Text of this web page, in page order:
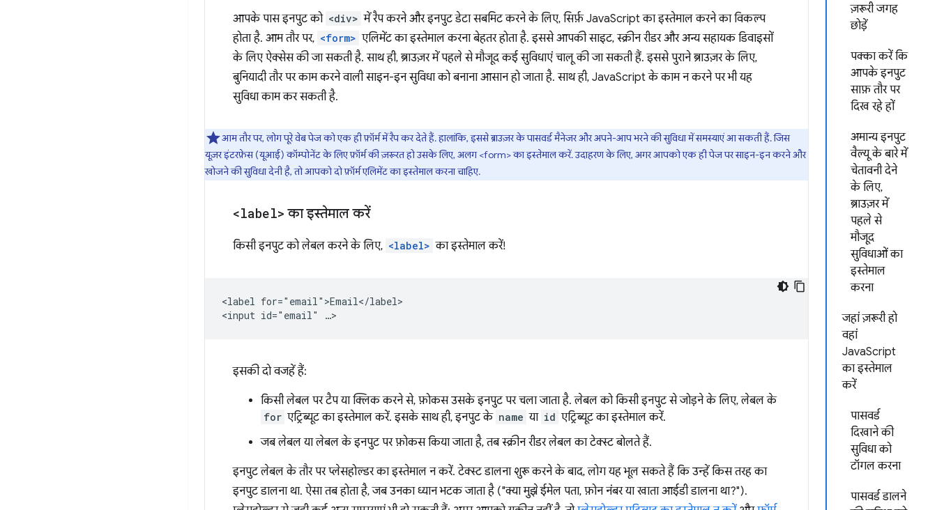
ज़रूरी जगह
छोड़ें
पक्का करें कि
आपके इनपुट
साफ़ तौर पर
दिख रहे हों
अमान्य इनपुट
वैल्यू के बारे में
चेतावनी देने
के लिए,
ब्राउज़र में
पहले से
मौजूद
सुविधाओं का
इस्तेमाल
करना
जहां ज़रूरी हो
वहां
JavaScript
का इस्तेमाल
करें
पासवर्ड
दिखाने की
सुविधा को
टॉगल करना
पासवर्ड डालने
आपके पास इनपुट को <div> में रैप करने और इनपुट डेटा सबमिट करने के लिए, सिर्फ़ JavaScript का इस्तेमाल करने का विकल्प
होता है. आम तौर पर, <form> एलिमेंट का इस्तेमाल करना बेहतर होता है. इससे आपकी साइट, स्क्रीन रीडर और अन्य सहायक डिवाइसों
के लिए ऐक्सेस की जा सकती है. साथ ही, ब्राउज़र में पहले से मौजूद कई सुविधाएं चालू की जा सकती हैं. इससे पुराने ब्राउज़र के लिए,
बुनियादी तौर पर काम करने वाली साइन-इन सुविधा को बनाना आसान हो जाता है. साथ ही, JavaScript के काम न करने पर भी यह
सुविधा काम कर सकती है.
आम तौर पर, लोग पूरे वेब पेज को एक ही फ़ॉर्म में रैप कर देते हैं. हालांकि, इससे ब्राउज़र के पासवर्ड मैनेजर और अपने-आप भरने की सुविधा में समस्याएं आ सकती हैं. जिस
यूज़र इंटरफ़ेस (यूआई) कॉम्पोनेंट के लिए फ़ॉर्म की ज़रूरत हो उसके लिए, अलग <form> का इस्तेमाल करें. उदाहरण के लिए, अगर आपको एक ही पेज पर साइन-इन करने और
खोजने की सुविधा देनी है, तो आपको दो फ़ॉर्म एलिमेंट का इस्तेमाल करना चाहिए.
<label> का इस्तेमाल करें
किसी इनपुट को लेबल करने के लिए, <label> का इस्तेमाल करें!
<label for="email">Email</label>
इसकी दो वजहें हैं:
किसी लेबल पर टैप या क्लिक करने से, फ़ोकस उसके इनपुट पर चला जाता है. लेबल को किसी इनपुट से जोड़ने के लिए, लेबल के
for एट्रिब्यूट का इस्तेमाल करें. इसके साथ ही, इनपुट के name या id एट्रिब्यूट का इस्तेमाल करें.
जब लेबल या लेबल के इनपुट पर फ़ोकस किया जाता है, तब स्क्रीन रीडर लेबल का टेक्स्ट बोलते हैं.
इनपुट लेबल के तौर पर प्लेसहोल्डर का इस्तेमाल न करें. टेक्स्ट डालना शुरू करने के बाद, लोग यह भूल सकते हैं कि उन्हें किस तरह का
इनपुट डालना था. ऐसा तब होता है, जब उनका ध्यान भटक जाता है ("क्या मुझे ईमेल पता, फ़ोन नंबर या खाता आईडी डालना था?").